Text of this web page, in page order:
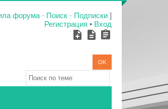
форума · Поиск · Подписки ]
Регистрация • Вход